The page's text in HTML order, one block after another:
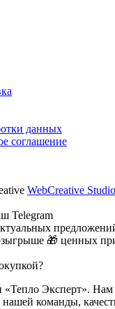
данных
соглашение
WebCreative Studio
Telegram
🎁 ценных
«Тепло Эксперт». Нам
команды,